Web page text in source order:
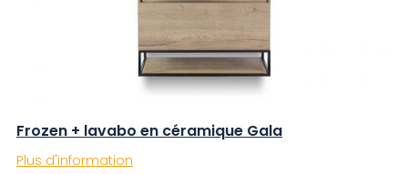
Frozen + lavabo en céramique Gala
Plus d'information